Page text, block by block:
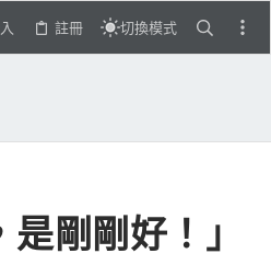
註冊 切換模式
是剛剛好！」